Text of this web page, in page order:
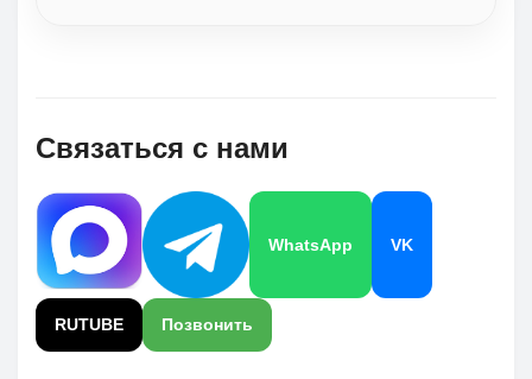
Связаться с нами
WhatsApp VK
RUTUBE Позвонить